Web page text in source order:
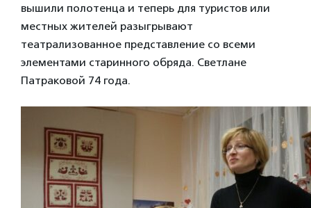
вышили полотенца и теперь для туристов или
местных жителей разыгрывают
театрализованное представление со всеми
элементами старинного обряда. Светлане
Патраковой 74 года.